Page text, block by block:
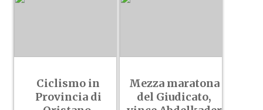
Ciclismo in
Provincia di
Mezza maratona
del Giudicato,